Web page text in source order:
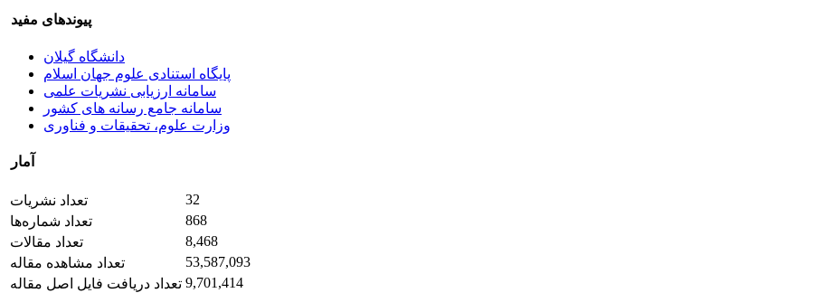
پیوندهای مفید
دانشگاه گیلان
پایگاه استنادی علوم جهان اسلام
سامانه ارزیابی نشریات علمی
سامانه جامع رسانه های کشور
وزارت علوم، تحقیقات و فناوری
آمار
تعداد نشریات
32
تعداد شماره‌ها
868
تعداد مقالات
8,468
تعداد مشاهده مقاله
53,587,093
تعداد دریافت فایل اصل مقاله 9,701,414